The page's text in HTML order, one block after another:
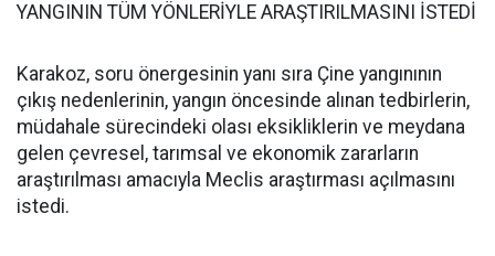
YANGININ TÜM YÖNLERİYLE ARAŞTIRILMASINI İSTEDİ
Karakoz, soru önergesinin yanı sıra Çine yangınının
çıkış nedenlerinin, yangın öncesinde alınan tedbirlerin,
müdahale sürecindeki olası eksikliklerin ve meydana
gelen çevresel, tarımsal ve ekonomik zararların
araştırılması amacıyla Meclis araştırması açılmasını
istedi.